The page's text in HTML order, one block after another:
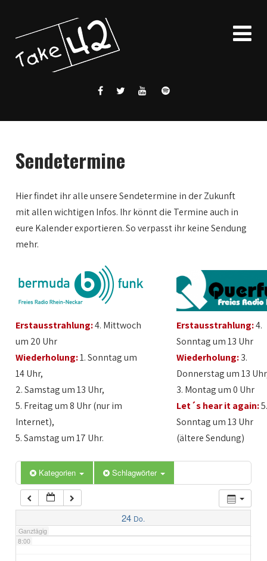
Sendetermine
Hier findet ihr alle unsere Sendetermine in der Zukunft
mit allen wichtigen Infos. Ihr könnt die Termine auch in
eure Kalender exportieren. So verpasst ihr keine Sendung
mehr.
Erstausstrahlung:4. Mittwoch
um 20 Uhr
Wiederholung:1. Sonntag um
14 Uhr,
2. Samstag um 13 Uhr,
5. Freitag um 8 Uhr (nur im
Internet),
5. Samstag um 17 Uhr.
Erstausstrahlung:4.
Sonntag um 13 Uhr
Wiederholung:3.
Donnerstag um 13
3. Montag um 0 Uhr
Let´s hear it again:
Sonntag um 13 Uhr
(ältere Sendung)
Kategorien Schlagwörter
24 Do.
Ganztägig
1:00
2:00
3:00
5:00
6:00
7:00
8:00